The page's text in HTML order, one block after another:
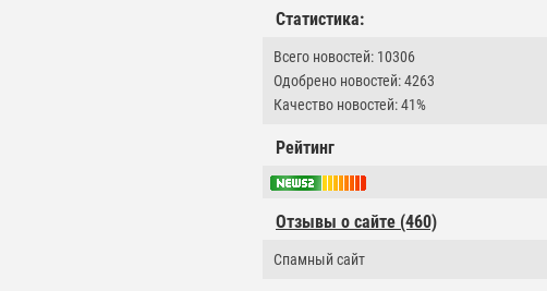
Статистика:
Всего новостей: 10306
Одобрено новостей: 4263
Качество новостей: 41%
Рейтинг
Отзывы о сайте (460)
Спамный сайт